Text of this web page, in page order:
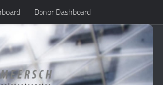
Donor Dashboard